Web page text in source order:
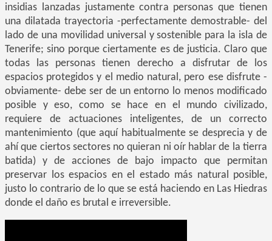
insidias lanzadas justamente contra personas que tienen
una dilatada trayectoria -perfectamente demostrable- del
lado de una movilidad universal y sostenible para la isla de
Tenerife; sino porque ciertamente es de justicia. Claro que
todas las personas tienen derecho a disfrutar de los
espacios protegidos y el medio natural, pero ese disfrute -
obviamente- debe ser de un entorno lo menos modificado
posible y eso, como se hace en el mundo civilizado,
requiere de actuaciones inteligentes, de un correcto
mantenimiento (que aquí habitualmente se desprecia y de
ahí que ciertos sectores no quieran ni oír hablar de la tierra
batida) y de acciones de bajo impacto que permitan
preservar los espacios en el estado más natural posible,
justo lo contrario de lo que se está haciendo en Las Hiedras
donde el daño es brutal e irreversible.